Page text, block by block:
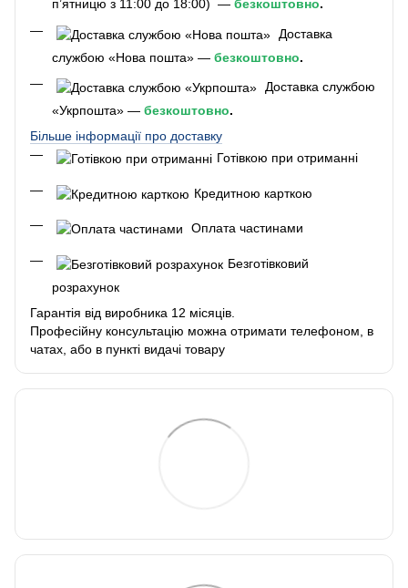
п’ятницю з 11:00 до 18:00) — безкоштовно.
Доставка
службою «Нова пошта» — безкоштовно.
Доставка службою
«Укрпошта» — безкоштовно.
Більше інформації про доставку
Готівкою при отриманні
Кредитною карткою
Оплата частинами
Безготівковий
розрахунок
Гарантія від виробника 12 місяців.
Професійну консультацію можна отримати телефоном, в
чатах, або в пункті видачі товару